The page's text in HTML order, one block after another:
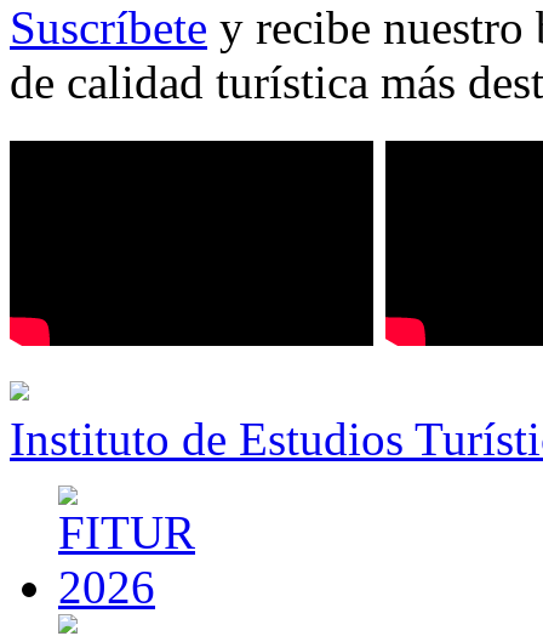
Suscríbete y recibe nuestro
de calidad turística más
Instituto de Estudios